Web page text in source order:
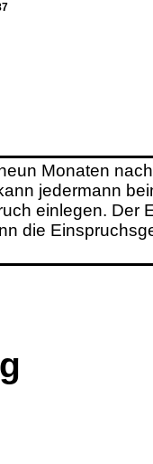
Monaten
jedermann
einlegen. Der
die